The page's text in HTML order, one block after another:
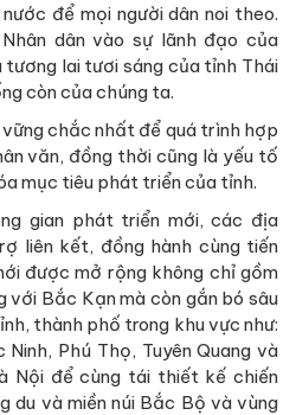
để mọi người dân noi theo.
dân vào sự lãnh đạo của
lai tươi sáng của tỉnh Thái
còn của chúng ta.
chắc nhất để quá trình hợp
văn, đồng thời cũng là yếu tố
mục tiêu phát triển của tỉnh.
gian phát triển mới, các địa
liên kết, đồng hành cùng tiến
được mở rộng không chỉ gồm
với Bắc Kạn mà còn gắn bó sâu
thành phố trong khu vực như:
Phú Thọ, Tuyên Quang và
Nội để cùng tái thiết kế chiến
du và miền núi Bắc Bộ và vùng